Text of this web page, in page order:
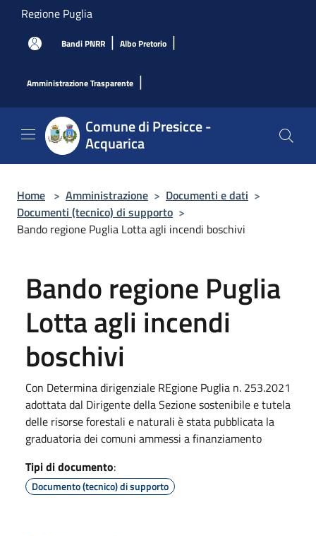
Salta al contenuto principale
Regione Puglia
Bandi PNRR | Albo Pretorio |
Amministrazione Trasparente |
Comune di Presicce -
Acquarica
Home > Amministrazione > Documenti e dati >
Documenti (tecnico) di supporto >
Bando regione Puglia Lotta agli incendi boschivi
Bando regione Puglia
Lotta agli incendi
boschivi
Con Determina dirigenziale REgione Puglia n. 253.2021
adottata dal Dirigente della Sezione sostenibile e tutela
delle risorse forestali e naturali è stata pubblicata la
graduatoria dei comuni ammessi a finanziamento
Tipi di documento:
Documento (tecnico) di supporto